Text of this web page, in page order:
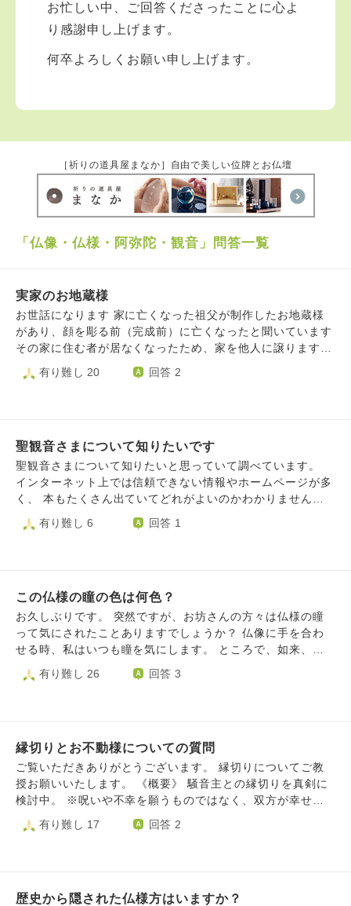
お忙しい中、ご回答くださったことに心よ
り感謝申し上げます。
何卒よろしくお願い申し上げます。
［祈りの道具屋まなか］自由で美しい位牌とお仏壇
「仏像・仏様・阿弥陀・観音」問答一覧
実家のお地蔵様
お世話になります 家に亡くなった祖父が制作したお地蔵様
があり、顔を彫る前（完成前）に亡くなったと聞いています
その家に住む者が居なくなったため、家を他人に譲ります
が、お地蔵様をどうすべきか悩んでおります それで下記の
ようにする場合、どのようにすれば良いか教えていただけれ
有り難し 20 回答 2
聖観音さまについて知りたいです
聖観音さまについて知りたいと思っていて調べています。
インターネット上では信頼できない情報やホームページが多
く、 本もたくさん出ていてどれがよいのかわかりません。
お尋ねしたいことは ①聖観音さまの誓願は何でしょうか ②
宗派によって聖観音さまはなにが違うのでしょうか？ ③聖観
有り難し 6 回答 1
この仏様の瞳の色は何色？
お久しぶりです。 突然ですが、お坊さんの方々は仏様の瞳
って気にされたことありますでしょうか？ 仏像に手を合わ
せる時、私はいつも瞳を気にします。 ところで、如来、菩
薩、明王、天部の仏様方は瞳の色がそれぞれちがうと伺って
います。如来様は紺青色なんだとか？ そこで一つ質問なの
かと思ってしまいました。 質問ですが、白色と金色、どち
らの色なんでしょうか？如来様、菩薩方と同じく、紺青色に
入るのでしょうか？ お坊さん方の知恵をお貸しください。
よろしくお願いします。
有り難し 26 回答 3
縁切りとお不動様についての質問
ご覧いただきありがとうございます。 縁切りについてご教
授お願いいたします。 《概要》 騒音主との縁切りを真剣に
検討中。 ※呪いや不幸を願うものではなく、双方が幸せに暮
らす為の円満な縁切りを希望。 縁切りについて模索中、お
不動様の姿と同時に疑問が浮かんだ為、投稿しました。
た。 管理会社に何度も苦情を申し入れ、該当住戸への注意
有り難し 17 回答 2
歴史から隠された仏様方はいますか？